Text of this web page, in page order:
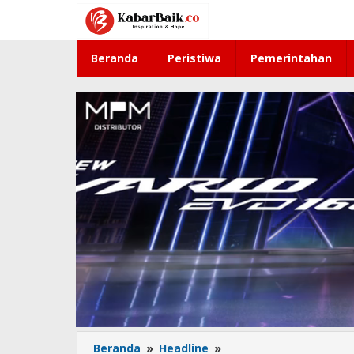
konten
Beranda Peristiwa Pemerintahan
Beranda » Headline »